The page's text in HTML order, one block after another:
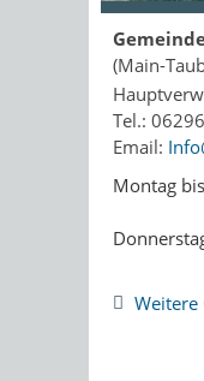
(Main-
Tel.:
Email:
Montag
Weitere